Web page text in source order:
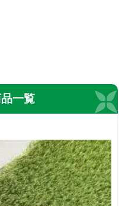
一覧